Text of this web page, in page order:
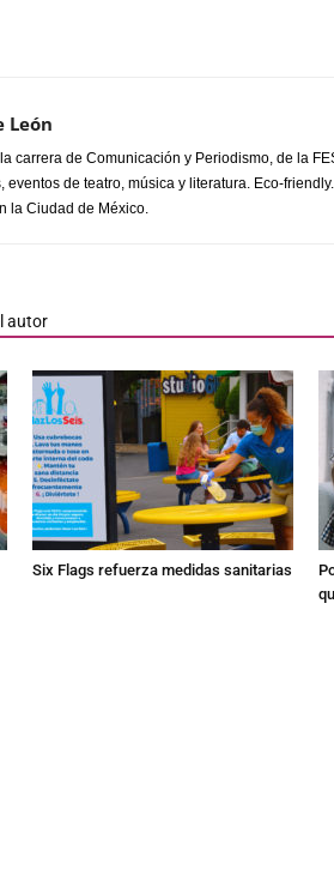
León
carrera de Comunicación y Periodismo, de la
eventos de teatro, música y literatura. Eco-
la Ciudad de México.
autor
Six Flags refuerza medidas sanitarias